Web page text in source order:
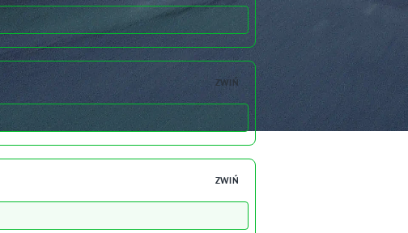
ZWIŃ
ZWIŃ